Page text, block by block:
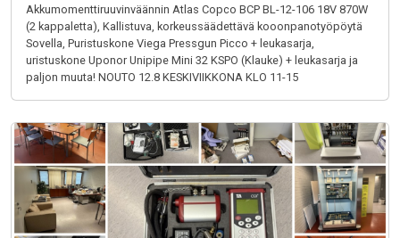
Akkumomenttiruuvinväännin Atlas Copco BCP BL-12-106 18V 870W
(2 kappaletta), Kallistuva, korkeussäädettävä kooonpanotyöpöytä
Sovella, Puristuskone Viega Pressgun Picco + leukasarja,
uristuskone Uponor Unipipe Mini 32 KSPO (Klauke) + leukasarja ja
paljon muuta! NOUTO 12.8 KESKIVIIKKONA KLO 11-15